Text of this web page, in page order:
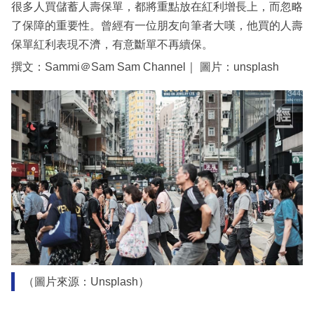
區
很多人買儲蓄人壽保單，都將重點放在紅利增長上，而忽略
了保障的重要性。曾經有一位朋友向筆者大嘆，他買的人壽
保單紅利表現不濟，有意斷單不再續保。
撰文：Sammi＠Sam Sam Channel｜ 圖片：unsplash
（圖片來源：Unsplash）